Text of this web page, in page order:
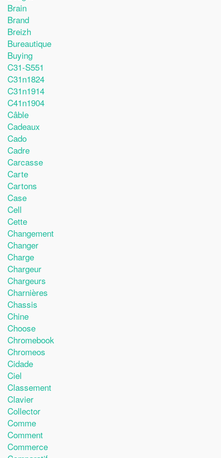
Brain
Brand
Breizh
Bureautique
Buying
C31-S551
C31n1824
C31n1914
C41n1904
Câble
Cadeaux
Cado
Cadre
Carcasse
Carte
Cartons
Case
Cell
Cette
Changement
Changer
Charge
Chargeur
Chargeurs
Charnières
Chassis
Chine
Choose
Chromebook
Chromeos
Cidade
Ciel
Classement
Clavier
Collector
Comme
Comment
Commerce